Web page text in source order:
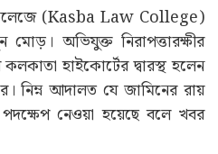
কলেজে (Kasba Law College)
অভিযুক্ত নিরাপত্তারক্ষীর
হাইকোর্টের দ্বারস্থ হলেন
নিম্ন আদালত যে জামিনের রায়
নেওয়া হয়েছে বলে খবর